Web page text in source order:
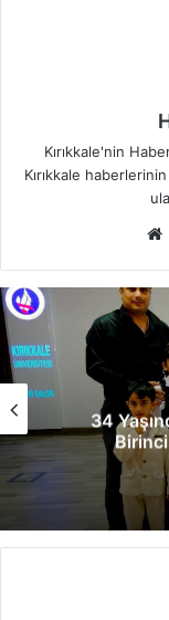
Kırıkkale'nin
Kırıkkale
34